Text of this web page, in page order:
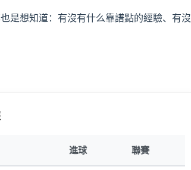
是想知道：有沒有什么靠譜點的經驗、有
進球 聯賽